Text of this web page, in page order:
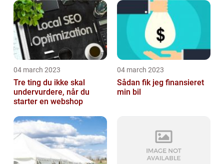
04 march 2023
Tre ting du ikke skal
undervurdere, når du
starter en webshop
04 march 2023
Sådan fik jeg finansieret
min bil